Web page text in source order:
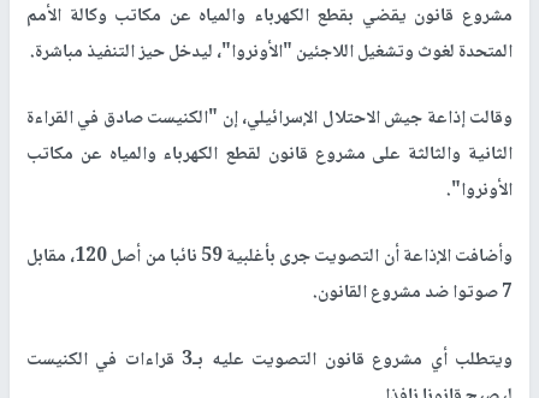
مشروع قانون يقضي بقطع الكهرباء والمياه عن مكاتب وكالة الأمم
المتحدة لغوث وتشغيل اللاجئين "الأونروا"، ليدخل حيز التنفيذ مباشرة.
وقالت إذاعة جيش الاحتلال الإسرائيلي، إن "الكنيست صادق في القراءة
الثانية والثالثة على مشروع قانون لقطع الكهرباء والمياه عن مكاتب
الأونروا".
وأضافت الإذاعة أن التصويت جرى بأغلبية 59 نائبا من أصل 120، مقابل
7 صوتوا ضد مشروع القانون.
ويتطلب أي مشروع قانون التصويت عليه بـ3 قراءات في الكنيست